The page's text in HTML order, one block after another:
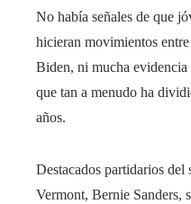
No había señales de que
hicieran movimientos
Biden, ni mucha
que tan a menudo ha
años.
Destacados partidarios del
Vermont, Bernie Sanders,